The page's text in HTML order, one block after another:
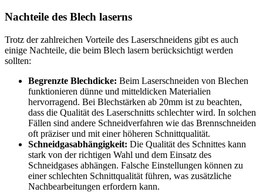
Nachteile des Blech laserns
Trotz der zahlreichen Vorteile des Laserschneidens gibt es auch
einige Nachteile, die beim Blech lasern berücksichtigt werden
sollten:
Begrenzte Blechdicke: Beim Laserschneiden von Blechen
funktionieren dünne und mitteldicken Materialien
hervorragend. Bei Blechstärken ab 20mm ist zu beachten,
dass die Qualität des Laserschnitts schlechter wird. In solchen
Fällen sind andere Schneidverfahren wie das Brennschneiden
oft präziser und mit einer höheren Schnittqualität.
Schneidgasabhängigkeit: Die Qualität des Schnittes kann
stark von der richtigen Wahl und dem Einsatz des
Schneidgases abhängen. Falsche Einstellungen können zu
einer schlechten Schnittqualität führen, was zusätzliche
Nachbearbeitungen erfordern kann.